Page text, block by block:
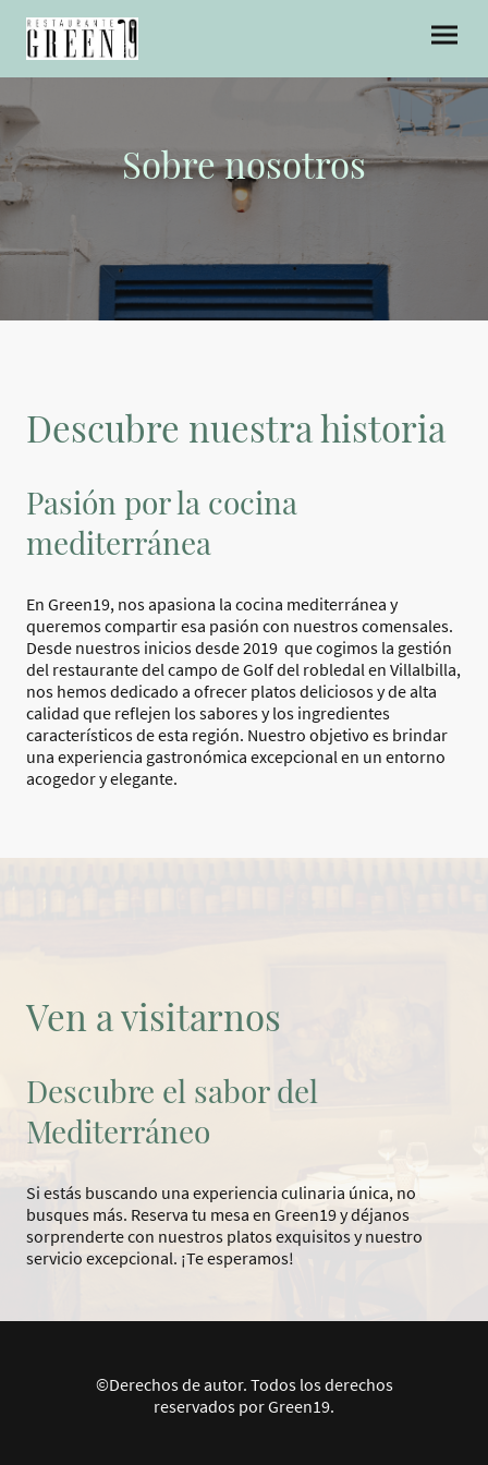
Sobre nosotros
Descubre nuestra historia
Pasión por la cocina
mediterránea
En Green19, nos apasiona la cocina mediterránea y
queremos compartir esa pasión con nuestros comensales.
Desde nuestros inicios desde 2019 que cogimos la gestión
del restaurante del campo de Golf del robledal en Villalbilla,
nos hemos dedicado a ofrecer platos deliciosos y de alta
calidad que reflejen los sabores y los ingredientes
característicos de esta región. Nuestro objetivo es brindar
una experiencia gastronómica excepcional en un entorno
acogedor y elegante.
Ven a visitarnos
Descubre el sabor del
Mediterráneo
Si estás buscando una experiencia culinaria única, no
busques más. Reserva tu mesa en Green19 y déjanos
sorprenderte con nuestros platos exquisitos y nuestro
servicio excepcional. ¡Te esperamos!
©Derechos de autor. Todos los derechos
reservados por Green19.